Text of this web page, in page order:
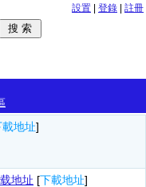
設置 登錄 註冊
載地址]
地址 [下載地址]